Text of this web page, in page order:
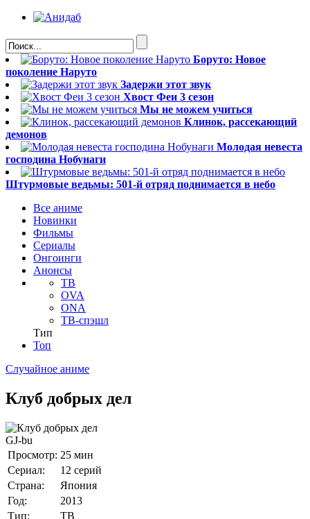
Боруто: Новое
поколение Наруто
Задержи этот звук
Хвост Феи 3 сезон
Мы не можем учиться
Клинок, рассекающий
демонов
Молодая невеста
господина Нобунаги
Штурмовые ведьмы: 501-й отряд поднимается в небо
Все аниме
Новинки
Фильмы
Сериалы
Онгоинги
Анонсы
ТВ
OVA
ONA
ТВ-спэшл
Тип
Топ
Случайное аниме
Клуб добрых дел
GJ-bu
Просмотр: 25 мин
Сериал:
12 серий
Страна:
Япония
Год:
2013
Тип:
ТВ